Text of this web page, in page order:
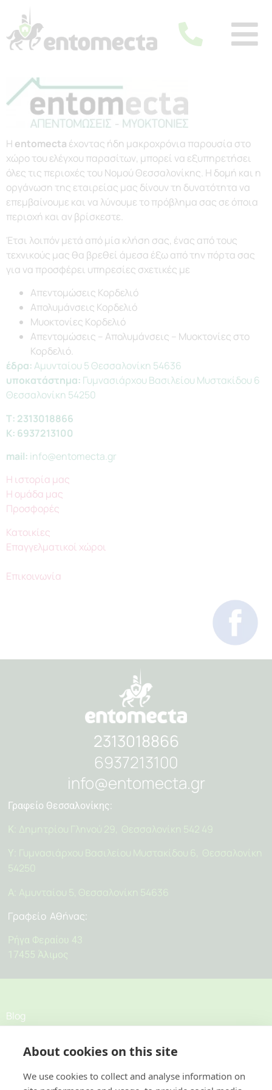
About cookies on this site
We use cookies to collect and analyse information on
Η entomecta έχοντας ήδη μακροχρόνια παρουσία στο
χώρο του ελέγχου παρασίτων, μπορεί να εξυπηρετήσει
όλες τις περιοχές του Νομού Θεσσαλονίκης. Η δομή και η
οργάνωση της εταιρείας μας δίνουν τη δυνατότητα να
επεμβαίνουμε και να λύνουμε το πρόβλημα σας σε όποια
περιοχή και αν βρίσκεστε.
Έτσι λοιπόν μετά από μία κλήση σας, ένας από τους
τεχνικούς μας θα βρεθεί άμεσα έξω από την πόρτα σας
για να προσφέρει υπηρεσίες σχετικές με
Απεντομώσεις Κορδελιό
Απολυμάνσεις Κορδελιό
Μυοκτονίες Κορδελιό
Απεντομώσεις – Απολυμάνσεις – Μυοκτονίες στο
Κορδελιό.
έδρα:Αμυνταίου 5 Θεσσαλονίκη 54636
υποκατάστημα: Γυμνασιάρχου Βασιλείου Μυστακίδου 6
Θεσσαλονίκη 54250
Τ: 2313018866
Κ: 6937213100
mail: info@entomecta.gr
Η ιστορία μας
Η ομάδα μας
Προσφορές
Κατοικίες
Επαγγελματικοί χώροι
Επικοινωνία
2313018866
6937213100
info@entomecta.gr
Γραφείο Θεσσαλονίκης:
Κ: Δημητρίου Γληνού 29, Θεσσαλονίκη 542 49
Υ:
Γυμνασιάρχου Βασιλείου Μυστακίδου 6, Θεσσαλονίκη
54250
Α: Αμυνταίου 5, Θεσσαλονίκη 54636
Γραφείο Αθήνας:
Ρήγα Φεραίου 43
17455 Άλιμος
Blog
Σχετικά
Προσφορές